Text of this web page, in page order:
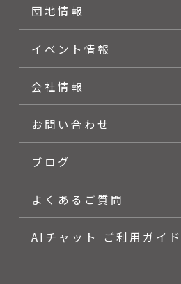
団地情報
イベント情報
会社情報
お問い合わせ
ブログ
よくあるご質問
AIチャット ご利用ガイド